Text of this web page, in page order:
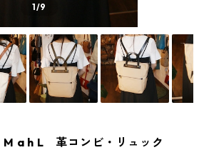
1/9
M a h L 革コンビ・リュック